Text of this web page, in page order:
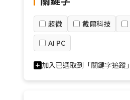
超微 戴爾科技
AI PC
加入已選取到「關鍵字追蹤」